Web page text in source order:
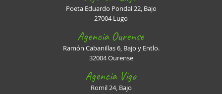
Poeta Eduardo Pondal 22, Bajo
27004 Lugo
Agencia Ourense
Ramón Cabanillas 6, Bajo y Entlo.
32004 Ourense
Agencia Vigo
Romil 24, Bajo